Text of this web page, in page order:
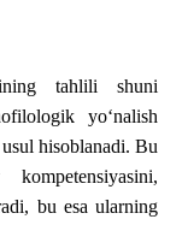
tahlili shuni
yo‘nalish
hisoblanadi. Bu
bu esa ularning